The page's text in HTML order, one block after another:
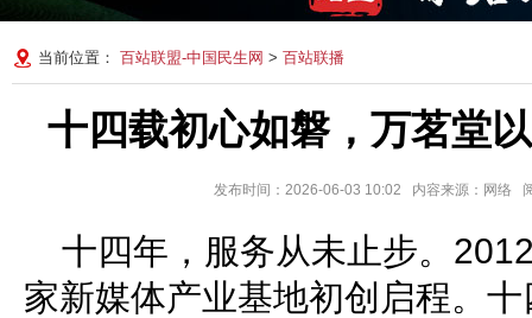
当前位置： 百站联盟-中国民生网 > 百站联播
十四载初心如磐，万茗堂
发布时间：2026-06-03 10:02 内容来源：网络
十四年，服务从未止步。
家新媒体产业基地初创启程。